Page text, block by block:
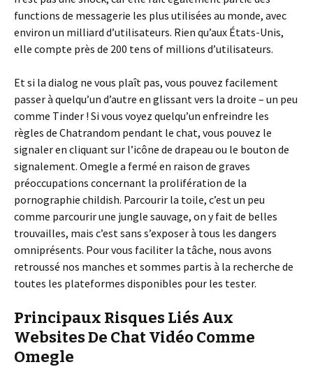
functions de messagerie les plus utilisées au monde, avec
environ un milliard d’utilisateurs. Rien qu’aux États-Unis,
elle compte près de 200 tens of millions d’utilisateurs.
Et si la dialog ne vous plaît pas, vous pouvez facilement
passer à quelqu’un d’autre en glissant vers la droite – un peu
comme Tinder ! Si vous voyez quelqu’un enfreindre les
règles de Chatrandom pendant le chat, vous pouvez le
signaler en cliquant sur l’icône de drapeau ou le bouton de
signalement. Omegle a fermé en raison de graves
préoccupations concernant la prolifération de la
pornographie childish. Parcourir la toile, c’est un peu
comme parcourir une jungle sauvage, on y fait de belles
trouvailles, mais c’est sans s’exposer à tous les dangers
omniprésents. Pour vous faciliter la tâche, nous avons
retroussé nos manches et sommes partis à la recherche de
toutes les plateformes disponibles pour les tester.
Principaux Risques Liés Aux
Websites De Chat Vidéo Comme
Omegle